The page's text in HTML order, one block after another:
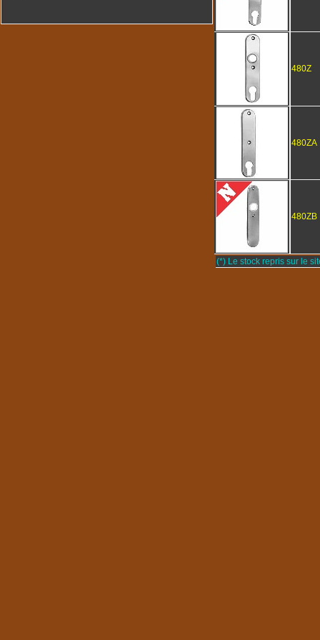
480Z
480ZA
480ZB
(*) Le stock repris sur le